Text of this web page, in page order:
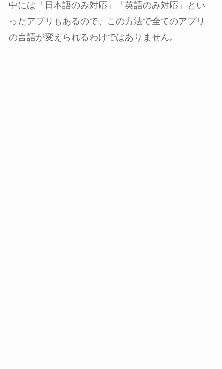
中には「日本語のみ対応」「英語のみ対応」とい
ったアプリもあるので、この方法で全てのアプリ
の言語が変えられるわけではありません。